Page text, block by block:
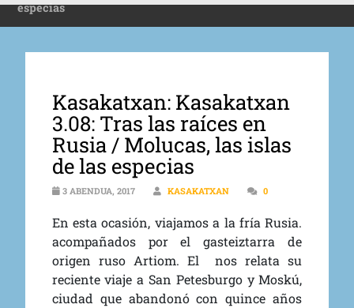
especias
Kasakatxan: Kasakatxan
3.08: Tras las raíces en
Rusia / Molucas, las islas
de las especias
3 ABENDUA, 2017 KASAKATXAN 0
En esta ocasión, viajamos a la fría Rusia.
acompañados por el gasteiztarra de
origen ruso Artiom. El nos relata su
reciente viaje a San Petesburgo y Moskú,
ciudad que abandonó con quince años